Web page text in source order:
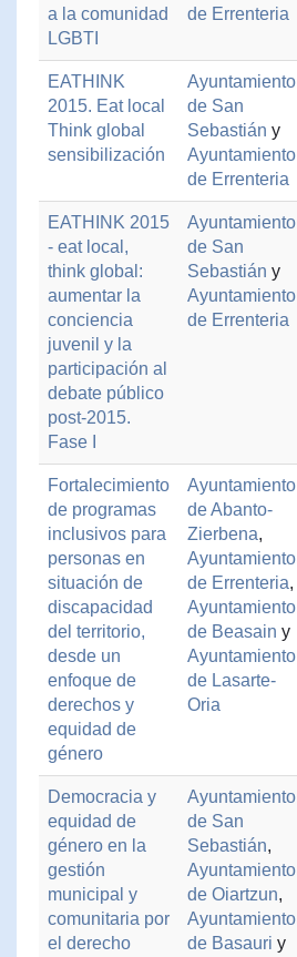
a la comunidad
LGBTI
de Errenteria
EATHINK
2015. Eat local
Think global
sensibilización
Ayuntamiento
de San
Sebastián y
Ayuntamiento
de Errenteria
EATHINK 2015
- eat local,
think global:
aumentar la
conciencia
juvenil y la
participación al
debate público
post-2015.
Fase I
Ayuntamiento
de San
Sebastián y
Ayuntamiento
de Errenteria
Fortalecimiento
de programas
inclusivos para
personas en
situación de
discapacidad
del territorio,
desde un
enfoque de
derechos y
equidad de
género
Ayuntamiento
de Abanto-
Zierbena,
Ayuntamiento
de Errenteria,
Ayuntamiento
de Beasain y
Ayuntamiento
de Lasarte-
Oria
Democracia y
equidad de
género en la
gestión
municipal y
comunitaria por
el derecho
Ayuntamiento
de San
Sebastián,
Ayuntamiento
de Oiartzun,
Ayuntamiento
de Basauri y